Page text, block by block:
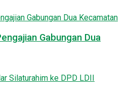
Gabungan Dua